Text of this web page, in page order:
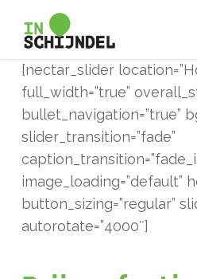
content
[nectar_slider
full_width=”true”
bullet_navigation=”true”
slider_transition=”fade”
image_loading=”default”
button_sizing=”regular”
autorotate=”4000″]